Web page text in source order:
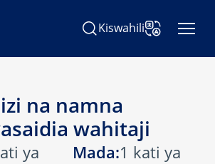
Tafuta Learning on TAP
KiswahiliBadilisha
na namna
wahitaji
ya
Mada:1 kati ya